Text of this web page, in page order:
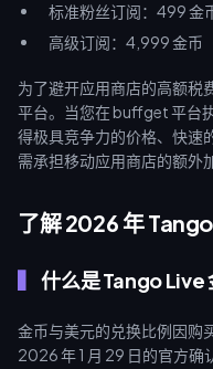
标准粉丝订阅：499 金
高级订阅：4,999 金币
为了避开应用商店的高额税
平台。当您在 buffget 平台
得极具竞争力的价格、快速
需承担移动应用商店的额外
了解 2026 年
什么是 Tango Live
金币与美元的兑换比例因购
2026 年 1 月 29 日的官方确